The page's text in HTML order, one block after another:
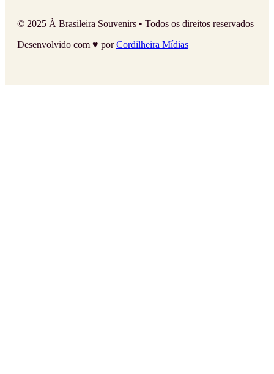
© 2025 À Brasileira Souvenirs • Todos os direitos reservados
Desenvolvido com ♥ porCordilheira Mídias